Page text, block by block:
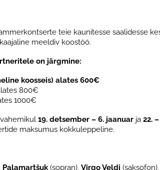
teie kaunitesse saalidesse
meeldiv koostöö.
on järgmine:
koosseis) alates 600€
800€
1000€
19. detsember – 6. jaanuar ja 22.
maksumus kokkuleppeline.
Palamartšuk(sopran), Virgo Veldi (saksofon),